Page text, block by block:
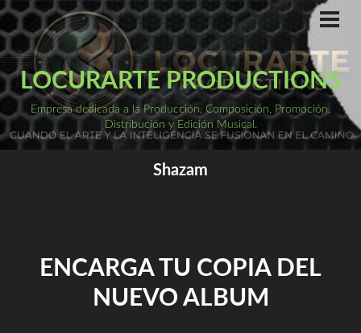
Saltar
al
contenido
LOCURARTE PRODUCTIONS
Empresa dedicada a la Producción, Composición, Promoción,
Distribución y Edición Musical.
Shazam
ENCARGA TU COPIA DEL
NUEVO ALBUM